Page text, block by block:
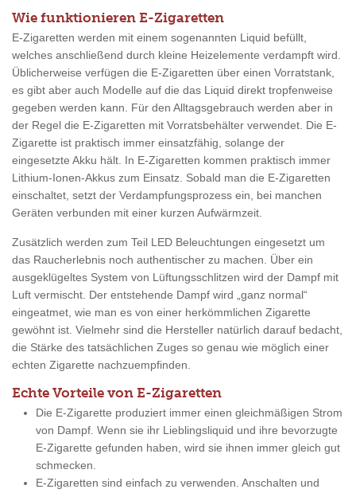
Wie funktionieren E-Zigaretten
E-Zigaretten werden mit einem sogenannten Liquid befüllt,
welches anschließend durch kleine Heizelemente verdampft wird.
Üblicherweise verfügen die E-Zigaretten über einen Vorratstank,
es gibt aber auch Modelle auf die das Liquid direkt tropfenweise
gegeben werden kann. Für den Alltagsgebrauch werden aber in
der Regel die E-Zigaretten mit Vorratsbehälter verwendet. Die E-
Zigarette ist praktisch immer einsatzfähig, solange der
eingesetzte Akku hält. In E-Zigaretten kommen praktisch immer
Lithium-Ionen-Akkus zum Einsatz. Sobald man die E-Zigaretten
einschaltet, setzt der Verdampfungsprozess ein, bei manchen
Geräten verbunden mit einer kurzen Aufwärmzeit.
Zusätzlich werden zum Teil LED Beleuchtungen eingesetzt um
das Raucherlebnis noch authentischer zu machen. Über ein
ausgeklügeltes System von Lüftungsschlitzen wird der Dampf mit
Luft vermischt. Der entstehende Dampf wird „ganz normal“
eingeatmet, wie man es von einer herkömmlichen Zigarette
gewöhnt ist. Vielmehr sind die Hersteller natürlich darauf bedacht,
die Stärke des tatsächlichen Zuges so genau wie möglich einer
echten Zigarette nachzuempfinden.
Echte Vorteile von E-Zigaretten
Die E-Zigarette produziert immer einen gleichmäßigen Strom
von Dampf. Wenn sie ihr Lieblingsliquid und ihre bevorzugte
E-Zigarette gefunden haben, wird sie ihnen immer gleich gut
schmecken.
E-Zigaretten sind einfach zu verwenden. Anschalten und